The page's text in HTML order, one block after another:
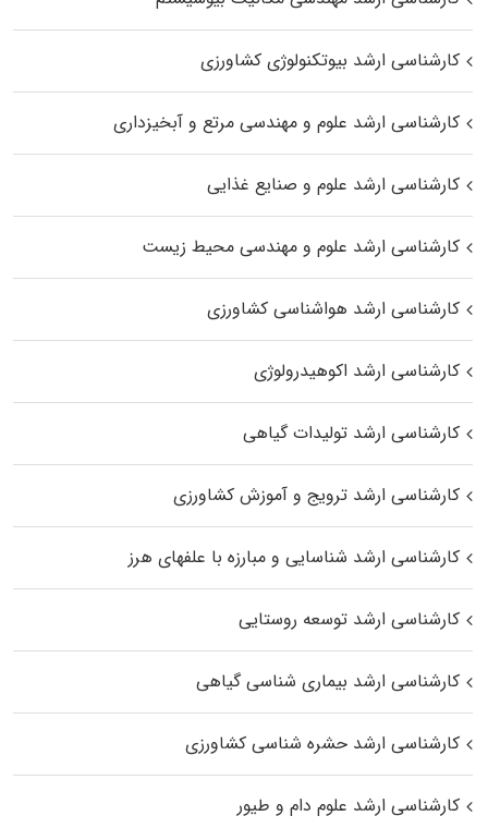
کارشناسی ارشد بیوتکنولوژی کشاورزی
کارشناسی ارشد علوم و مهندسی مرتع و آبخیزداری
کارشناسی ارشد علوم و صنایع غذایی
کارشناسی ارشد علوم و مهندسی محیط زیست
کارشناسی ارشد هواشناسی کشاورزی
کارشناسی ارشد اکوهیدرولوژی
کارشناسی ارشد تولیدات گیاهی
کارشناسی ارشد ترویج و آموزش کشاورزی
کارشناسی ارشد شناسایی و مبارزه با علفهای هرز
کارشناسی ارشد توسعه روستایی
کارشناسی ارشد بیماری‌ شناسی گیاهی
کارشناسی ارشد حشره‌ شناسی کشاورزی
کارشناسی ارشد علوم دام و طیور